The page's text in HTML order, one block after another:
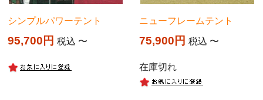
シンプルパワーテント
95,700 税込 〜
ニューフレームテント
75,900 税込 〜
在庫切れ